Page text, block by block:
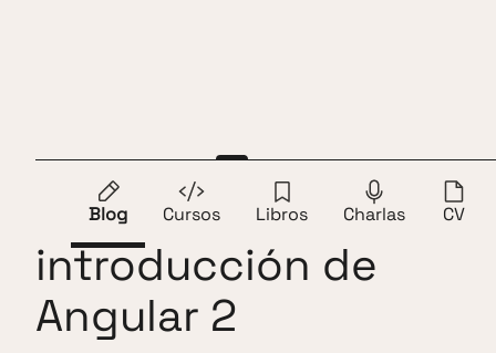
Saltar al contenido
Blog
Cursos Libros Charlas CV
Pequeña
introducción de
Angular 2